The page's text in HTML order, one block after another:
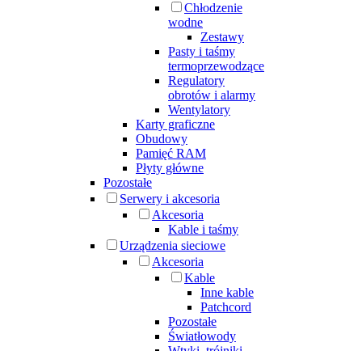
Chłodzenie
wodne
Zestawy
Pasty i taśmy
termoprzewodzące
Regulatory
obrotów i alarmy
Wentylatory
Karty graficzne
Obudowy
Pamięć RAM
Płyty główne
Pozostałe
Serwery i akcesoria
Akcesoria
Kable i taśmy
Urządzenia sieciowe
Akcesoria
Kable
Inne kable
Patchcord
Pozostałe
Światłowody